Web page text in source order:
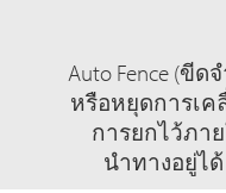
Auto Fence (ขี
หรือหยุดการเ
การยกไว้ภา
นำทางอยู่ไ